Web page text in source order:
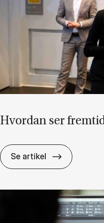
Hvor­dan ser
Se artikel Hvor­dan